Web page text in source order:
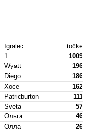
Igralec
točke
1
1009
Wyatt
196
Diego
186
Хосе
162
Patricburton
111
Sveta
57
Ольга
46
Олла
26